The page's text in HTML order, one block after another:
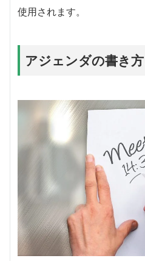
使用されます。
アジェンダの書き